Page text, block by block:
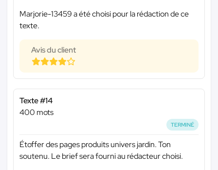
Marjorie-13459 a été choisi pour la rédaction de ce
texte.
Avis du client
Texte #14
400 mots
TERMINÉ
Étoffer des pages produits univers jardin. Ton
soutenu. Le brief sera fourni au rédacteur choisi.